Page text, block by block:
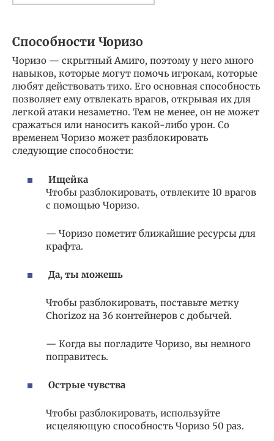
Способности Чоризо
Чоризо — скрытный Амиго, поэтому у него много
навыков, которые могут помочь игрокам, которые
любят действовать тихо. Его основная способность
позволяет ему отвлекать врагов, открывая их для
легкой атаки незаметно. Тем не менее, он не может
сражаться или наносить какой-либо урон. Со
временем Чоризо может разблокировать
следующие способности:
Ищейка
Чтобы разблокировать, отвлеките 10 врагов
с помощью Чоризо.
— Чоризо пометит ближайшие ресурсы для
крафта.
Да, ты можешь
Чтобы разблокировать, поставьте метку
Chorizoz на 36 контейнеров с добычей.
— Когда вы погладите Чоризо, вы немного
поправитесь.
Острые чувства
Чтобы разблокировать, используйте
исцеляющую способность Чоризо 50 раз.